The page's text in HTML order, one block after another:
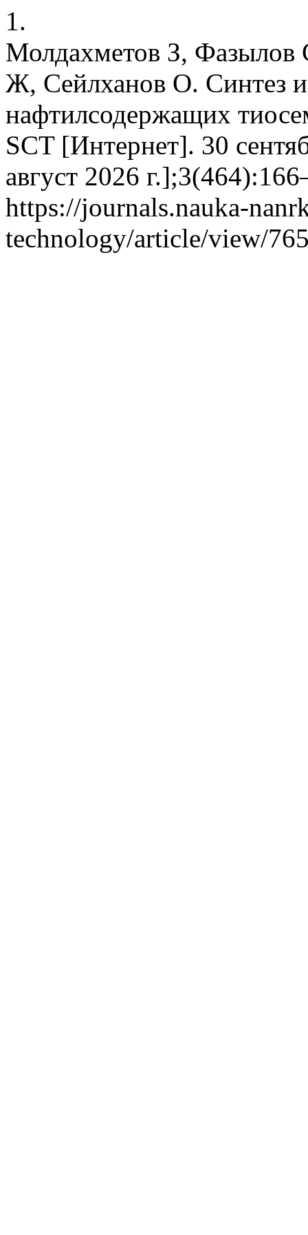
1.
Молдахметов З, Фазылов
Ж, Сейлханов О. Синтез и
нафтилсодержащих
SCT [Интернет]. 30
август 2026
https://journals.nauka-
technology/article/view/